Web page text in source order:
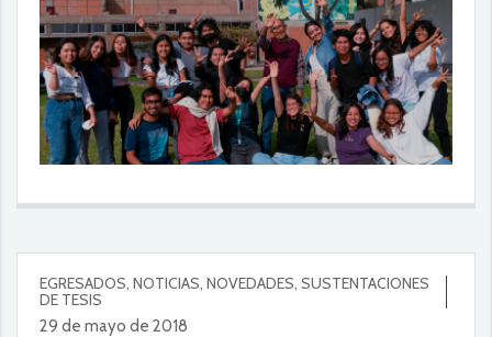
EGRESADOS, NOTICIAS, NOVEDADES, SUSTENTACIONES
DE TESIS
29 de mayo de 2018